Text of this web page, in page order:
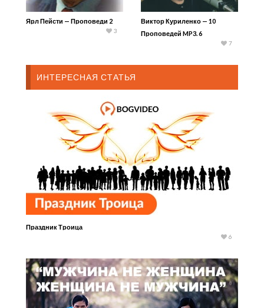
Ярл Пейсти — Проповеди 2
3
Виктор Куриленко — 10
Проповедей MP3. 6
7
ИНТЕРЕСНАЯ СТАТЬЯ
Праздник Троица
6